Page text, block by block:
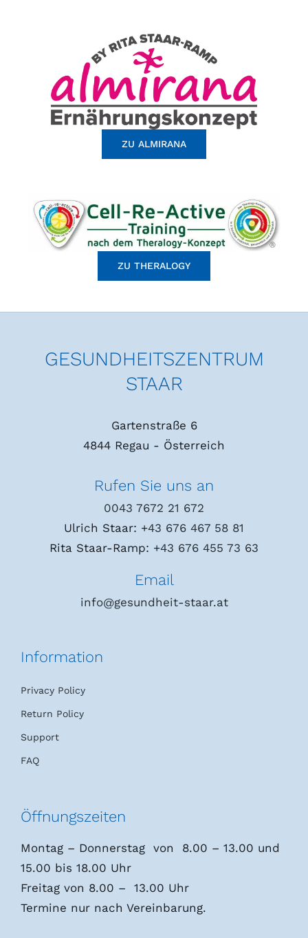
ZU ALMIRANA
ZU THERALOGY
GESUNDHEITSZENTRUM
STAAR
Gartenstraße 6
4844 Regau - Österreich
Rufen Sie uns an
0043 7672 21 672
Ulrich Staar: +43 676 467 58 81
Rita Staar-Ramp: +43 676 455 73 63
Email
info@gesundheit-staar.at
Information
Privacy Policy
Return Policy
Support
FAQ
Öffnungszeiten
Montag – Donnerstag von 8.00 – 13.00 und
15.00 bis 18.00 Uhr
Freitag von 8.00 – 13.00 Uhr
Termine nur nach Vereinbarung.